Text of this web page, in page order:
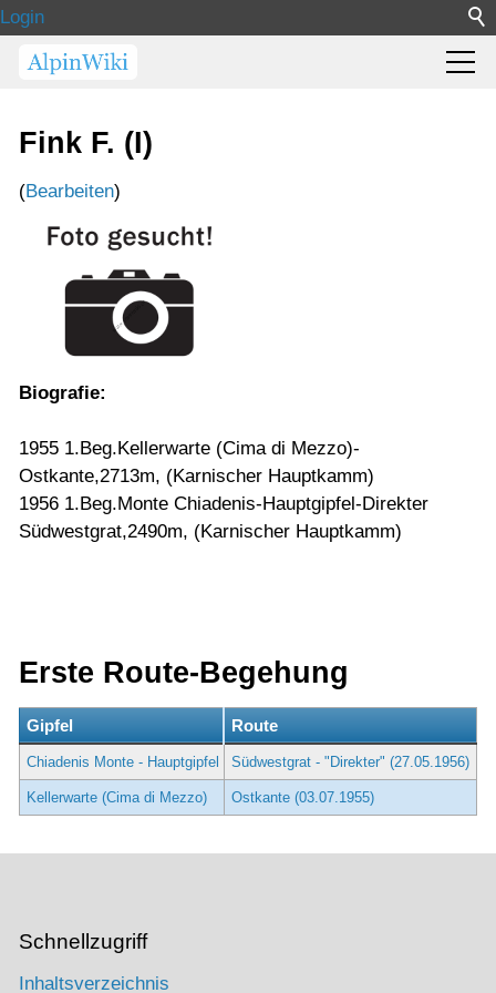
Login
Fink F. (I)
(Bearbeiten)
Biografie:
1955 1.Beg.Kellerwarte (Cima di Mezzo)-
Ostkante,2713m, (Karnischer Hauptkamm)
1956 1.Beg.Monte Chiadenis-Hauptgipfel-Direkter
Südwestgrat,2490m, (Karnischer Hauptkamm)
Erste Route-Begehung
Gipfel Route
Chiadenis Monte - Hauptgipfel Südwestgrat - "Direkter" (27.05.1956)
Kellerwarte (Cima di Mezzo) Ostkante (03.07.1955)
Schnellzugriff
Inhaltsverzeichnis